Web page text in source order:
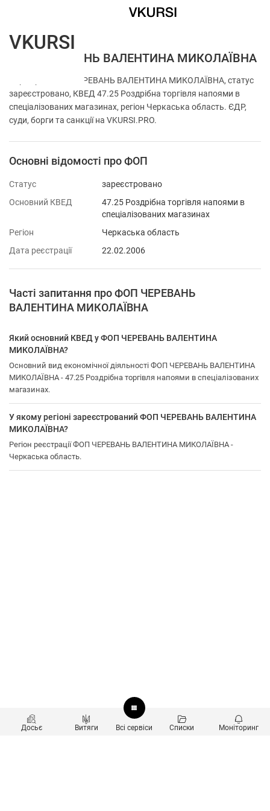
ФОП ЧЕРЕВАНЬ ВАЛЕНТИНА МИКОЛАЇВНА
Перевірка ФОП ЧЕРЕВАНЬ ВАЛЕНТИНА МИКОЛАЇВНА, статус
зареєстровано, КВЕД 47.25 Роздрібна торгівля напоями в
спеціалізованих магазинах, регіон Черкаська область. ЄДР,
суди, борги та санкції на VKURSI.PRO.
Основні відомості про ФОП
Статус
зареєстровано
Основний КВЕД
47.25 Роздрібна торгівля напоями в
спеціалізованих магазинах
Регіон
Черкаська область
Дата реєстрації
22.02.2006
Часті запитання про ФОП ЧЕРЕВАНЬ
ВАЛЕНТИНА МИКОЛАЇВНА
Який основний КВЕД у ФОП ЧЕРЕВАНЬ ВАЛЕНТИНА
МИКОЛАЇВНА?
Основний вид економічної діяльності ФОП ЧЕРЕВАНЬ ВАЛЕНТИНА
МИКОЛАЇВНА - 47.25 Роздрібна торгівля напоями в спеціалізованих
магазинах.
У якому регіоні зареєстрований ФОП ЧЕРЕВАНЬ ВАЛЕНТИНА
МИКОЛАЇВНА?
Регіон реєстрації ФОП ЧЕРЕВАНЬ ВАЛЕНТИНА МИКОЛАЇВНА -
Черкаська область.
Досьє Витяги Всі сервіси Списки Моніторинг
VKURSI